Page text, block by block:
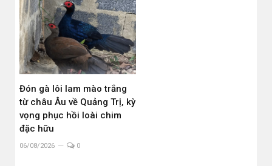
Đón gà lôi lam mào trắng
từ châu Âu về Quảng Trị, kỳ
vọng phục hồi loài chim
đặc hữu
06/08/2026 0